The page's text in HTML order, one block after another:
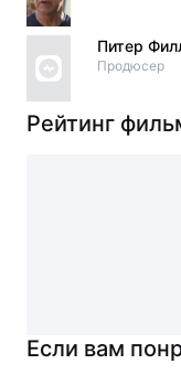
Питер
Продюсер
Рейтинг
Если вам